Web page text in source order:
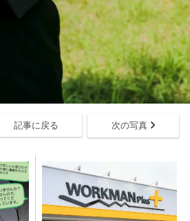
記事に戻る 次の写真